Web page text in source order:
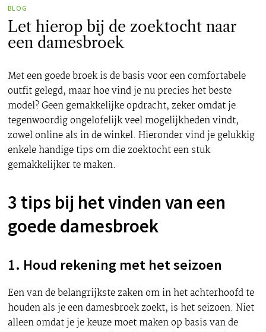
BLOG
Let hierop bij de zoektocht naar
een damesbroek
Met een goede broek is de basis voor een comfortabele
outfit gelegd, maar hoe vind je nu precies het beste
model? Geen gemakkelijke opdracht, zeker omdat je
tegenwoordig ongelofelijk veel mogelijkheden vindt,
zowel online als in de winkel. Hieronder vind je gelukkig
enkele handige tips om die zoektocht een stuk
gemakkelijker te maken.
3 tips bij het vinden van een
goede damesbroek
1. Houd rekening met het seizoen
Een van de belangrijkste zaken om in het achterhoofd te
houden als je een damesbroek zoekt, is het seizoen. Niet
alleen omdat je je keuze moet maken op basis van de